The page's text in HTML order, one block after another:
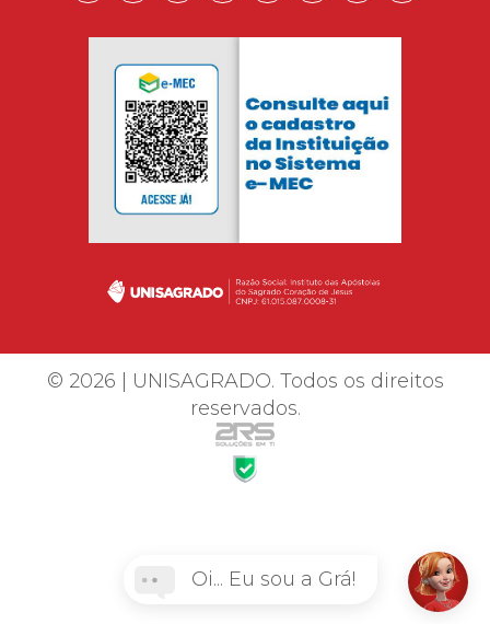
© 2026 | UNISAGRADO. Todos os direitos
reservados.
Oi... Eu sou a Grá!